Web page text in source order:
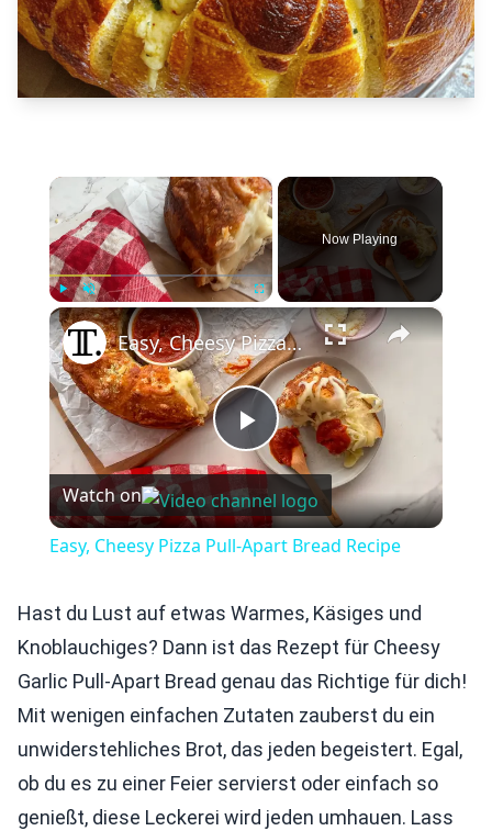
×
Play Unmute Fullscreen
Now Playing
×
Play
Video
Easy, Cheesy Pizza Pull-Apart Bread Recipe
Watch on
Easy, Cheesy Pizza Pull-Apart Bread Recipe
Hast du Lust auf etwas Warmes, Käsiges und
Knoblauchiges? Dann ist das Rezept für Cheesy
Garlic Pull-Apart Bread genau das Richtige für dich!
Mit wenigen einfachen Zutaten zauberst du ein
unwiderstehliches Brot, das jeden begeistert. Egal,
ob du es zu einer Feier servierst oder einfach so
genießt, diese Leckerei wird jeden umhauen. Lass